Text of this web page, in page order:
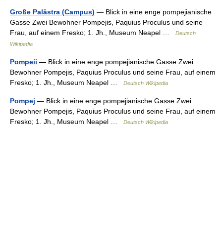
Große Palästra (Campus) — Blick in eine enge pompejianische
Gasse Zwei Bewohner Pompejis, Paquius Proculus und seine
Frau, auf einem Fresko; 1. Jh., Museum Neapel …
Deutsch
Wikipedia
Pompeii — Blick in eine enge pompejianische Gasse Zwei
Bewohner Pompejis, Paquius Proculus und seine Frau, auf einem
Fresko; 1. Jh., Museum Neapel …
Deutsch Wikipedia
Pompej — Blick in eine enge pompejianische Gasse Zwei
Bewohner Pompejis, Paquius Proculus und seine Frau, auf einem
Fresko; 1. Jh., Museum Neapel …
Deutsch Wikipedia